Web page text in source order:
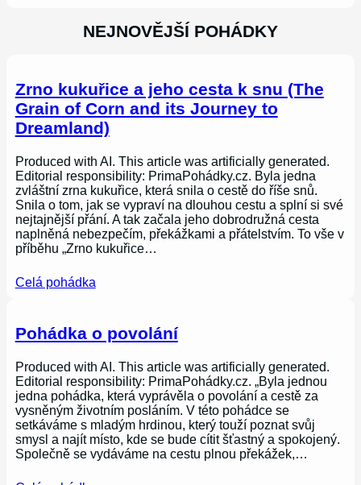
NEJNOVĚJŠÍ POHÁDKY
Zrno kukuřice a jeho cesta k snu (The
Grain of Corn and its Journey to
Dreamland)
Produced with AI. This article was artificially generated.
Editorial responsibility: PrimaPohádky.cz. Byla jedna
zvláštní zrna kukuřice, která snila o cestě do říše snů.
Snila o tom, jak se vypraví na dlouhou cestu a splní si své
nejtajnější přání. A tak začala jeho dobrodružná cesta
naplněná nebezpečím, překážkami a přátelstvím. To vše v
příběhu „Zrno kukuřice…
Celá pohádka
Pohádka o povolání
Produced with AI. This article was artificially generated.
Editorial responsibility: PrimaPohádky.cz. „Byla jednou
jedna pohádka, která vyprávěla o povolání a cestě za
vysněným životním posláním. V této pohádce se
setkáváme s mladým hrdinou, který touží poznat svůj
smysl a najít místo, kde se bude cítit šťastný a spokojený.
Společně se vydáváme na cestu plnou překážek,…